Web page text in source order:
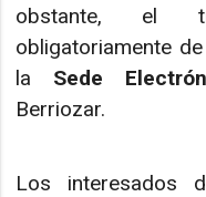
obstante, el
obligatoriamente
la Sede
Berriozar.
Los interesados